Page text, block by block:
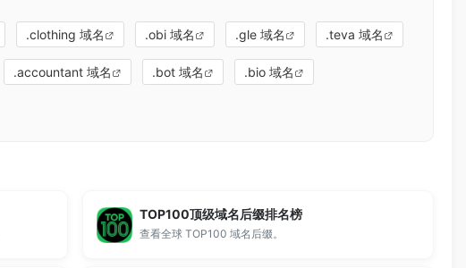
.clothing 域名 .obi 域名 .gle 域名 .teva 域名
.accountant 域名 .bot 域名 .bio 域名
TOP100顶级域名后缀排名榜
查看全球 TOP100 域名后缀。